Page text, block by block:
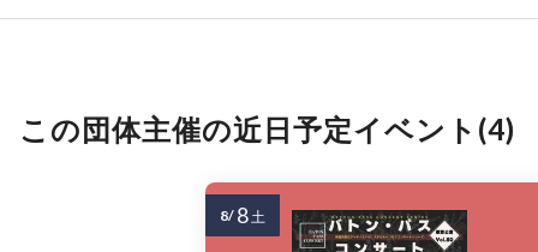
この団体主催の近日予定イベント(4)
8/ 8土